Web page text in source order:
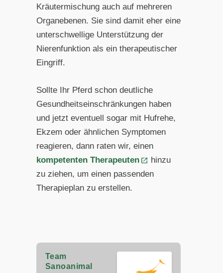
Kräutermischung auch auf mehreren
Organebenen. Sie sind damit eher eine
unterschwellige Unterstützung der
Nierenfunktion als ein therapeutischer
Eingriff.
Sollte Ihr Pferd schon deutliche
Gesundheitseinschränkungen haben
und jetzt eventuell sogar mit Hufrehe,
Ekzem oder ähnlichen Symptomen
reagieren, dann raten wir, einen
kompetenten Therapeuten
hinzu
zu ziehen, um einen passenden
Therapieplan zu erstellen.
Team
Sanoanimal